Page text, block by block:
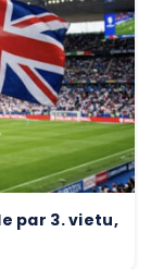
par 3. vietu,